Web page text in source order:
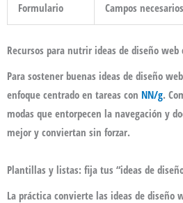
Formulario Campos
Recursos para nutrir ideas de diseño
Para sostener buenas ideas de diseño web
enfoque centrado en tareas con NN/g.
modas que entorpecen la navegación y
mejor y conviertan sin forzar.
Plantillas y listas: fija tus “ideas de
La práctica convierte las ideas de diseño